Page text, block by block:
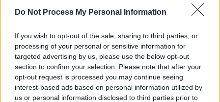
Do Not Process My Personal Information
If you wish to opt-out of the sale, sharing to third parties, or
processing of your personal or sensitive information for
targeted advertising by us, please use the below opt-out
section to confirm your selection. Please note that after your
opt-out request is processed you may continue seeing
interest-based ads based on personal information utilized by
us or personal information disclosed to third parties prior to
Play